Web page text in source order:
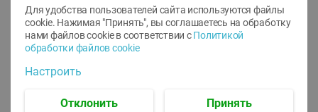
Для удобства пользователей сайта используются файлы
cookie. Нажимая "Принять", вы соглашаетесь на обработку
нами файлов cookie в соответствии с Политикой
обработки файлов cookie
Настроить
Отклонить Принять